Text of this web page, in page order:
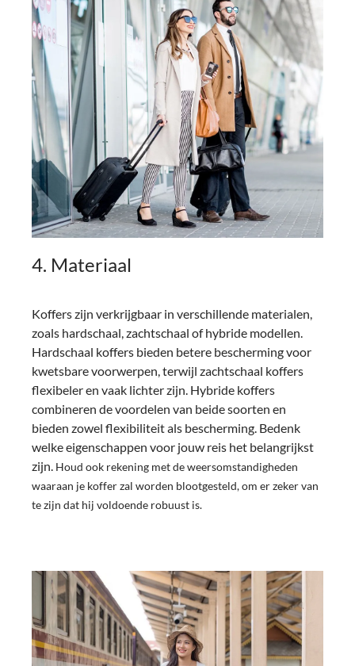
4. Materiaal
Koffers zijn verkrijgbaar in verschillende materialen,
zoals hardschaal, zachtschaal of hybride modellen.
Hardschaal koffers bieden betere bescherming voor
kwetsbare voorwerpen, terwijl zachtschaal koffers
flexibeler en vaak lichter zijn. Hybride koffers
combineren de voordelen van beide soorten en
bieden zowel flexibiliteit als bescherming. Bedenk
welke eigenschappen voor jouw reis het belangrijkst
zijn. Houd ook rekening met de weersomstandigheden
waaraan je koffer zal worden blootgesteld, om er zeker van
te zijn dat hij voldoende robuust is.